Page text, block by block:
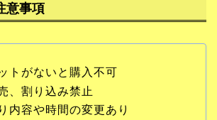
意事項
トがないと購入不可
、割り込み禁止
内容や時間の変更あり